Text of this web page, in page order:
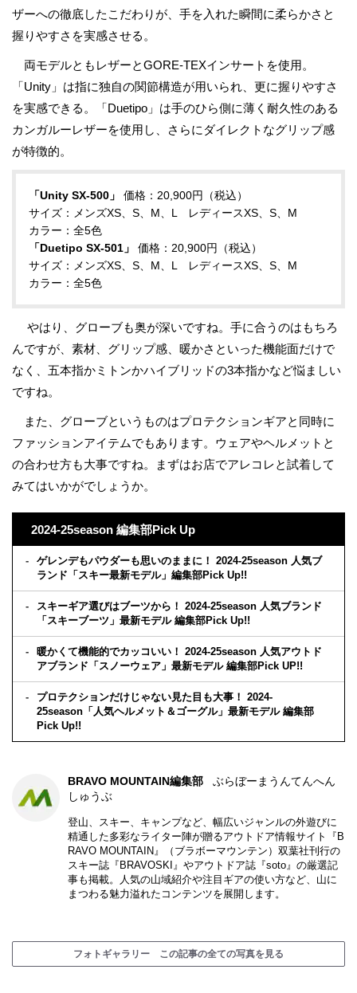
ザーへの徹底したこだわりが、手を入れた瞬間に柔らかさと
握りやすさを実感させる。
両モデルともレザーとGORE-TEXインサートを使用。
「Unity」は指に独自の関節構造が用いられ、更に握りやすさ
を実感できる。「Duetipo」は手のひら側に薄く耐久性のある
カンガルーレザーを使用し、さらにダイレクトなグリップ感
が特徴的。
「Unity SX-500」 価格：20,900円（税込）
サイズ：メンズXS、S、M、L レディースXS、S、M
カラー：全5色
「Duetipo SX-501」 価格：20,900円（税込）
サイズ：メンズXS、S、M、L レディースXS、S、M
カラー：全5色
やはり、グローブも奥が深いですね。手に合うのはもちろ
んですが、素材、グリップ感、暖かさといった機能面だけで
なく、五本指かミトンかハイブリッドの3本指かなど悩ましい
ですね。
また、グローブというものはプロテクションギアと同時に
ファッションアイテムでもあります。ウェアやヘルメットと
の合わせ方も大事ですね。まずはお店でアレコレと試着して
みてはいかがでしょうか。
2024-25season 編集部Pick Up
ゲレンデもパウダーも思いのままに！ 2024-25season 人気ブ
ランド「スキー最新モデル」編集部Pick Up!!
スキーギア選びはブーツから！ 2024-25season 人気ブランド
「スキーブーツ」最新モデル 編集部Pick Up!!
暖かくて機能的でカッコいい！ 2024-25season 人気アウトド
アブランド「スノーウェア」最新モデル 編集部Pick UP!!
プロテクションだけじゃない見た目も大事！ 2024-
25season「人気ヘルメット＆ゴーグル」最新モデル 編集部
Pick Up!!
BRAVO MOUNTAIN編集部
ぶらぼーまうんてんへん
しゅうぶ
登山、スキー、キャンプなど、幅広いジャンルの外遊びに
精通した多彩なライター陣が贈るアウトドア情報サイト『B
RAVO MOUNTAIN』（ブラボーマウンテン）双葉社刊行の
スキー誌『BRAVOSKI』やアウトドア誌『soto』の厳選記
事も掲載。人気の山域紹介や注目ギアの使い方など、山に
まつわる魅力溢れたコンテンツを展開します。
フォトギャラリー この記事の全ての写真を見る